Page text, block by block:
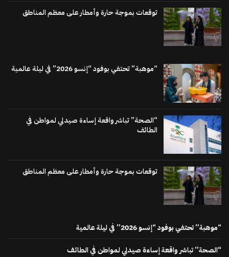
توقعات بموجة حارة وأمطار على معظم المناطق
“موهبة” تحتفي بوفود “إنسو 2026” في ليلة عالمية
“الصحة” تباشر واقعة إساءة صيدلي لمواطن في
الطائف
توقعات بموجة حارة وأمطار على معظم المناطق
“موهبة” تحتفي بوفود “إنسو 2026” في ليلة عالمية
“الصحة” تباشر واقعة إساءة صيدلي لمواطن في الطائف